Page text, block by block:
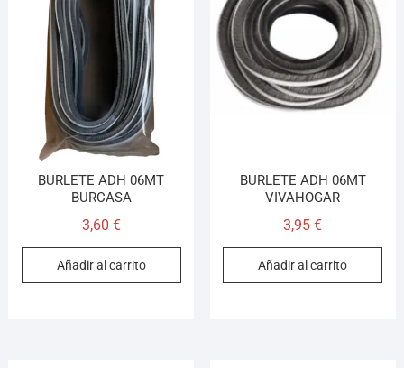
BURLETE ADH 06MT
BURCASA
3,60 €
Añadir al carrito
BURLETE ADH 06MT
VIVAHOGAR
3,95€
Añadir al carrito